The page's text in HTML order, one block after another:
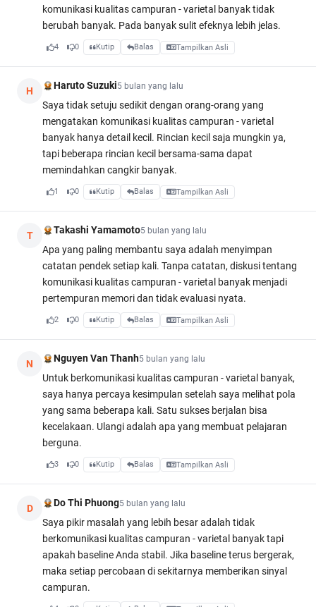
komunikasi kualitas campuran - varietal banyak tidak
berubah banyak. Pada banyak sulit efeknya lebih jelas.
4 0 Kutip Balas Tampilkan Asli
H Haruto Suzuki5 bulan yang lalu
Saya tidak setuju sedikit dengan orang-orang yang
mengatakan komunikasi kualitas campuran - varietal
banyak hanya detail kecil. Rincian kecil saja mungkin ya,
tapi beberapa rincian kecil bersama-sama dapat
memindahkan cangkir banyak.
1 0 Kutip Balas Tampilkan Asli
T Takashi Yamamoto5 bulan yang lalu
Apa yang paling membantu saya adalah menyimpan
catatan pendek setiap kali. Tanpa catatan, diskusi tentang
komunikasi kualitas campuran - varietal banyak menjadi
pertempuran memori dan tidak evaluasi nyata.
2 0 Kutip Balas Tampilkan Asli
N Nguyen Van Thanh5 bulan yang lalu
Untuk berkomunikasi kualitas campuran - varietal banyak,
saya hanya percaya kesimpulan setelah saya melihat pola
yang sama beberapa kali. Satu sukses berjalan bisa
kecelakaan. Ulangi adalah apa yang membuat pelajaran
berguna.
3 0 Kutip Balas Tampilkan Asli
D Do Thi Phuong5 bulan yang lalu
Saya pikir masalah yang lebih besar adalah tidak
berkomunikasi kualitas campuran - varietal banyak tapi
apakah baseline Anda stabil. Jika baseline terus bergerak,
maka setiap percobaan di sekitarnya memberikan sinyal
campuran.